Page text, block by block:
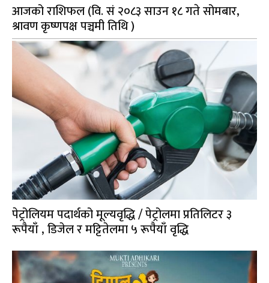
आजको राशिफल (वि. सं २०८३ साउन १८ गते सोमबार,
श्रावण कृष्णपक्ष पञ्चमी तिथि )
पेट्रोलियम पदार्थको मूल्यवृद्धि / पेट्रोलमा प्रतिलिटर ३
रूपैयाँ , डिजेल र मट्टितेलमा ५ रूपैयाँ वृद्धि